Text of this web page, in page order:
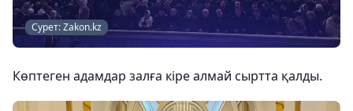
Сурет: Zakon.kz
Көптеген адамдар залға кіре алмай сыртта қалды.